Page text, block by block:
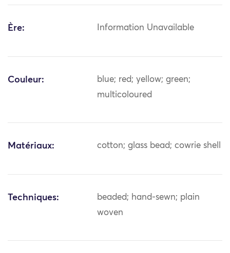
Ère: Information Unavailable
Couleur:
blue; red; yellow; green;
multicoloured
Matériaux: cotton; glass bead; cowrie shell
Techniques:
beaded; hand-sewn; plain
woven